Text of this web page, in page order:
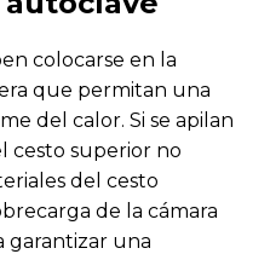
colocarse en la
que permitan una
del calor. Si se apilan
cesto superior no
del cesto
de la cámara
garantizar una